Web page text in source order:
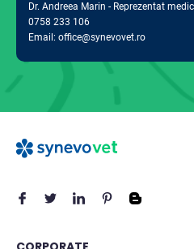
Dr. Andreea Marin - Reprezentat
0758 233 106
Email: office@synevovet.ro